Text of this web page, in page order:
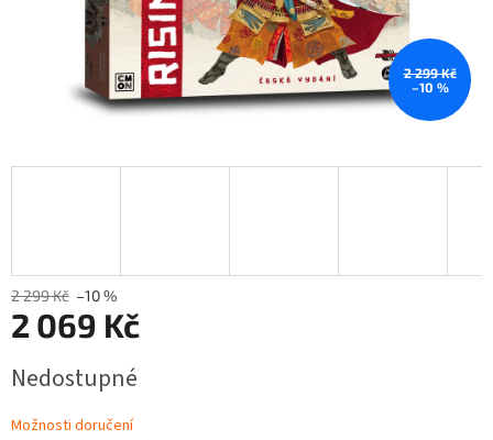
2 299 Kč
–10 %
2 299 Kč –10 %
2 069 Kč
cena:
Nedostupné
Možnosti doručení